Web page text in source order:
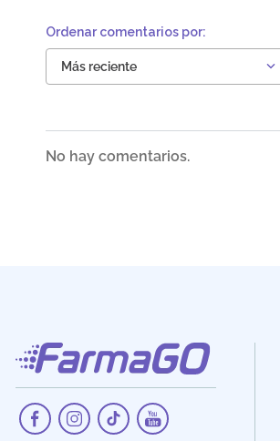
Más reciente
No hay comentarios.